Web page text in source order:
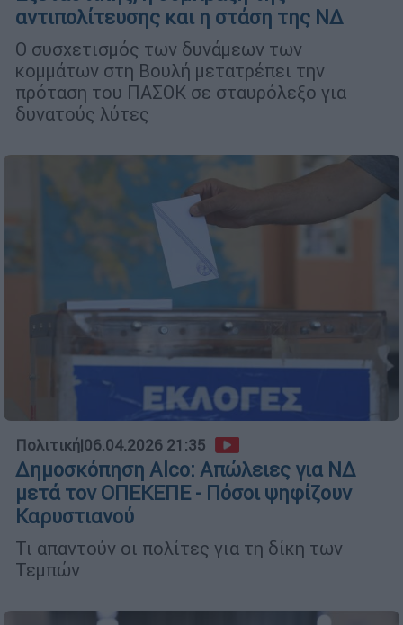
αντιπολίτευσης και η στάση της ΝΔ
Ο συσχετισμός των δυνάμεων των
κομμάτων στη Βουλή μετατρέπει την
πρόταση του ΠΑΣΟΚ σε σταυρόλεξο για
δυνατούς λύτες
Πολιτική|06.04.2026 21:35
Δημοσκόπηση Alco: Απώλειες για ΝΔ
μετά τον ΟΠΕΚΕΠΕ - Πόσοι ψηφίζουν
Καρυστιανού
Τι απαντούν οι πολίτες για τη δίκη των
Τεμπών